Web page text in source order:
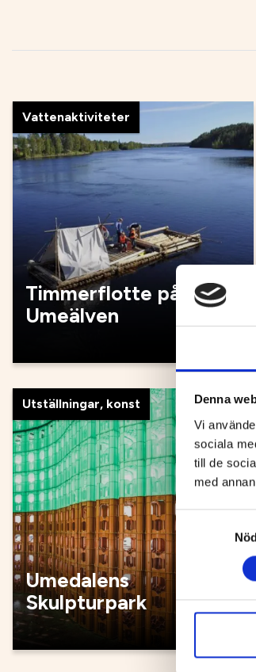
Denna
Vi
sociala
till de
med
Samtyckesval
Vattenaktiviteter
Timmerflotte på
Umeälven
Utställningar, konst
Umedalens
Skulpturpark